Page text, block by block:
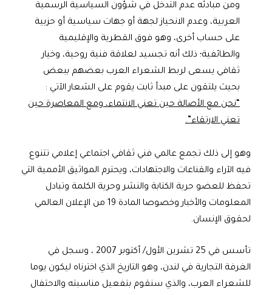
ومن مبادئه عدم التدخل في شؤون السياسية الرسمية
العربية، وعدم الانحياز لجهة أو جهات سياسية أو حزبية
على حساب أخرى، وهو فوق القطرية والإقليمية
والطائفية؛ ذلك أنه تجسيد لعلاقة فنية روحية، وخيار
ثقافي يسعى لربط الشعراء العرب بعضهم ببعض
بحيث يلتقون على مبدأ ثابت يقوم على الشعار الآتي :
“نحن مع الأصالة حين تعني الانتماء، ومع المعاصرة حين
تعني الارتقاء”.
وهو إلى ذلك تجمع عالمي فني ثقافي اجتماعي إعلامي تتنوع
فيه الآراء والقناعات والاجتهادات، ويحترم المواثيق الأممية التي
تحفظ للعضو حرية الكتابة والنشر وحرية الكلمة وتبادل
المعلومات والأخبار وخصوصا المادة 19 من الإعلان العالمي
لحقوق الإنسان.
تأسس في 25 تشرين الأول/ أكتوبر 2007 ، وسجل في
الغرفة التجارية في لندن، وهو التاريخ الذي اخترناه ليكون يوما
للشعراء العرب، والذي سنقوم بتفعيل مناسبته والاحتفال